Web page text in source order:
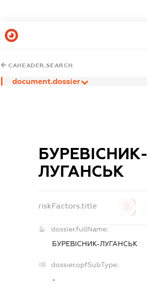
CAHEADER.SEARCH
document.dossier
БУРЕВІСНИК-
ЛУГАНСЬК
riskFactors.title
dossier.fullName:
БУРЕВІСНИК-ЛУГАНСЬК
dossier.opfSubType:
-